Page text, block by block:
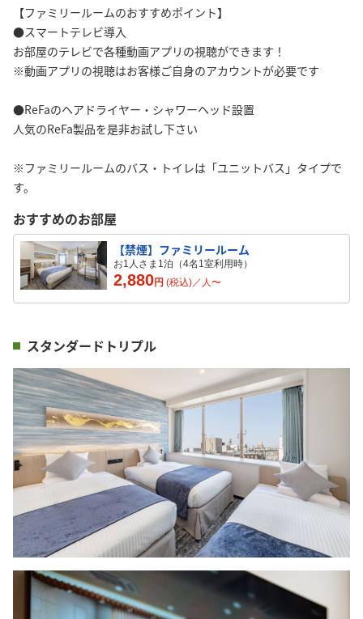
【ファミリールームのおすすめポイント】
●スマートテレビ導入
お部屋のテレビで各種動画アプリの視聴ができます！
※動画アプリの視聴はお客様ご自身のアカウントが必要です
●ReFaのヘアドライヤー・シャワーヘッド設置
人気のReFa製品を是非お試し下さい
※ファミリールームのバス・トイレは「ユニットバス」タイプで
す。
おすすめのお部屋
【禁煙】ファミリールーム
お1人さま1泊（4名1室利用時）
2,880円 (税込)／ 人〜
スタンダードトリプル